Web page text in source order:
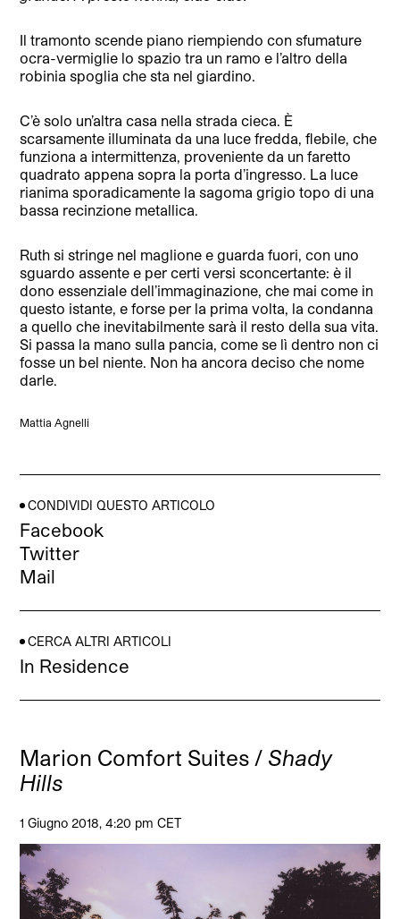
Il tramonto scende piano riempiendo con sfumature
ocra-vermiglie lo spazio tra un ramo e l’altro della
robinia spoglia che sta nel giardino.
C’è solo un’altra casa nella strada cieca. È
scarsamente illuminata da una luce fredda, flebile, che
funziona a intermittenza, proveniente da un faretto
quadrato appena sopra la porta d’ingresso. La luce
rianima sporadicamente la sagoma grigio topo di una
bassa recinzione metallica.
Ruth si stringe nel maglione e guarda fuori, con uno
sguardo assente e per certi versi sconcertante: è il
dono essenziale dell’immaginazione, che mai come in
questo istante, e forse per la prima volta, la condanna
a quello che inevitabilmente sarà il resto della sua vita.
Si passa la mano sulla pancia, come se lì dentro non ci
fosse un bel niente. Non ha ancora deciso che nome
darle.
Mattia Agnelli
CONDIVIDI QUESTO ARTICOLO
Facebook
Twitter
Mail
CERCA ALTRI ARTICOLI
In Residence
Marion Comfort Suites / Shady
Hills
1 Giugno 2018, 4:20 pm CET